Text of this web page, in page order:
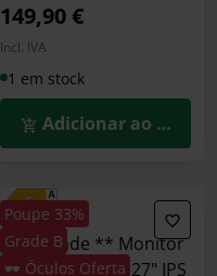
149,90 €
Incl. IVA
1 em stock
Adicionar ao
Poupe 33%
Grade B
🕶️ Óculos Oferta
** B Grade ** Monitor
OMEN 27 by HP 27" IPS